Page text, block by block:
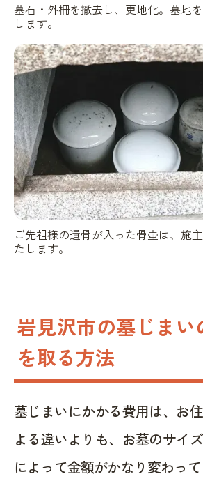
墓石・外柵を撤去し、更地化。墓地
します。
ご先祖様の遺骨が入った骨壷は、施
たします。
岩見沢市の墓じまい
を取る方法
墓じまいにかかる費用は、お
よる違いよりも、お墓のサイ
によって金額がかなり変わって